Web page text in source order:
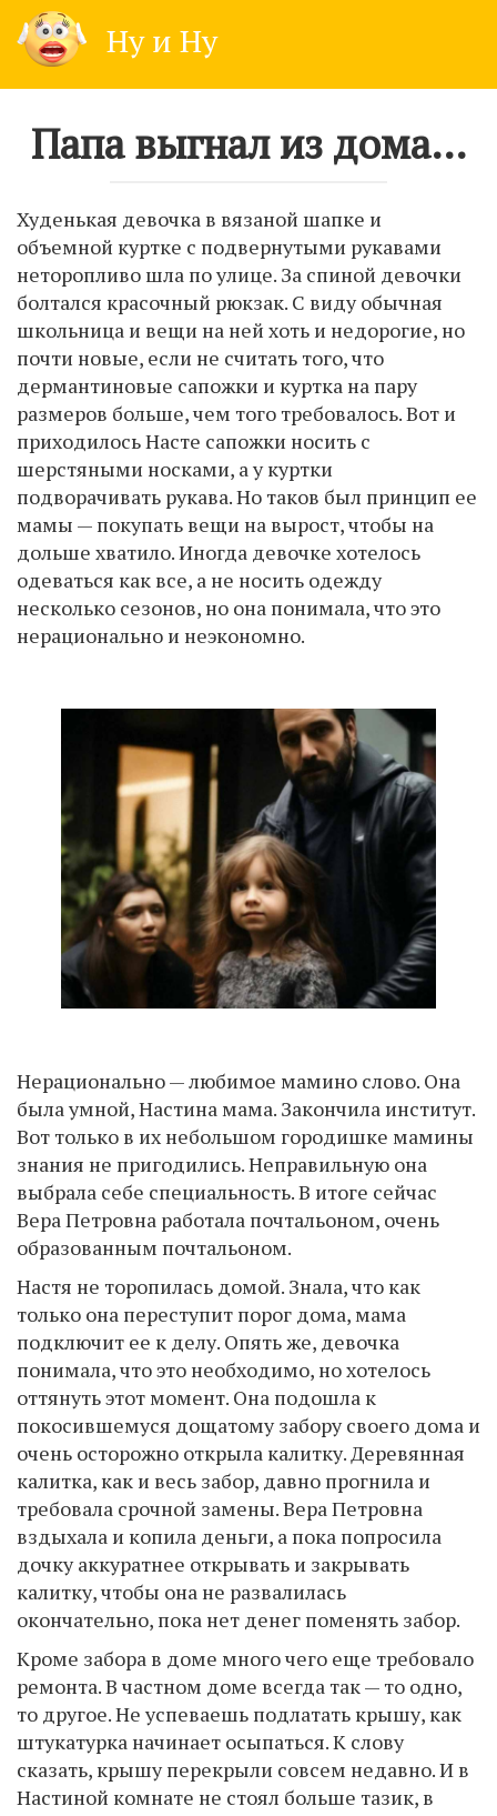
content
Ну и Ну
Папа выгнал из дома…
Худенькая девочка в вязаной шапке и
объемной куртке с подвернутыми рукавами
неторопливо шла по улице. За спиной девочки
болтался красочный рюкзак. С виду обычная
школьница и вещи на ней хоть и недорогие, но
почти новые, если не считать того, что
дермантиновые сапожки и куртка на пару
размеров больше, чем того требовалось. Вот и
приходилось Насте сапожки носить с
шерстяными носками, а у куртки
подворачивать рукава. Но таков был принцип ее
мамы — покупать вещи на вырост, чтобы на
дольше хватило. Иногда девочке хотелось
одеваться как все, а не носить одежду
несколько сезонов, но она понимала, что это
нерационально и неэкономно.
Нерационально — любимое мамино слово. Она
была умной, Настина мама. Закончила институт.
Вот только в их небольшом городишке мамины
знания не пригодились. Неправильную она
выбрала себе специальность. В итоге сейчас
Вера Петровна работала почтальоном, очень
образованным почтальоном.
Настя не торопилась домой. Знала, что как
только она переступит порог дома, мама
подключит ее к делу. Опять же, девочка
понимала, что это необходимо, но хотелось
оттянуть этот момент. Она подошла к
покосившемуся дощатому забору своего дома и
очень осторожно открыла калитку. Деревянная
калитка, как и весь забор, давно прогнила и
требовала срочной замены. Вера Петровна
вздыхала и копила деньги, а пока попросила
дочку аккуратнее открывать и закрывать
калитку, чтобы она не развалилась
окончательно, пока нет денег поменять забор.
Кроме забора в доме много чего еще требовало
ремонта. В частном доме всегда так — то одно,
то другое. Не успеваешь подлатать крышу, как
штукатурка начинает осыпаться. К слову
сказать, крышу перекрыли совсем недавно. И в
Настиной комнате не стоял больше тазик, в